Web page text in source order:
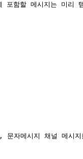
함할 메시지는 미리
메시지 채널 메시지